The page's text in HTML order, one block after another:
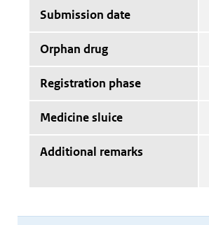
Submission date
Orphan drug
Registration phase
Medicine sluice
Additional remarks